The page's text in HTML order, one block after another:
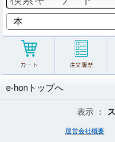
e-honトップへ
表示 ：
運営会社概要